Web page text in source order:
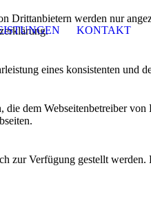
KONTAKT
werden nur
eines konsistenten und
dem Webseitenbetreiber
Verfügung gestellt